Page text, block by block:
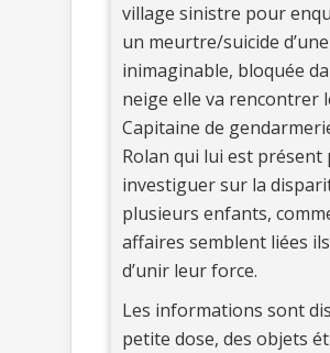
village sinistre pour
un meurtre/suicide
inimaginable, bloquée
neige elle va rencontrer
Capitaine de
Rolan qui lui est présent
investiguer sur la
plusieurs enfants,
affaires semblent liées
d’unir leur force.
Les informations sont
petite dose, des objets